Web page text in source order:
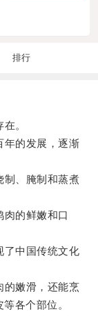
排行
。
的发展，逐渐
、腌制和蒸煮
的鲜嫩和口
中国传统文化
嫩滑，还能烹
各个部位。